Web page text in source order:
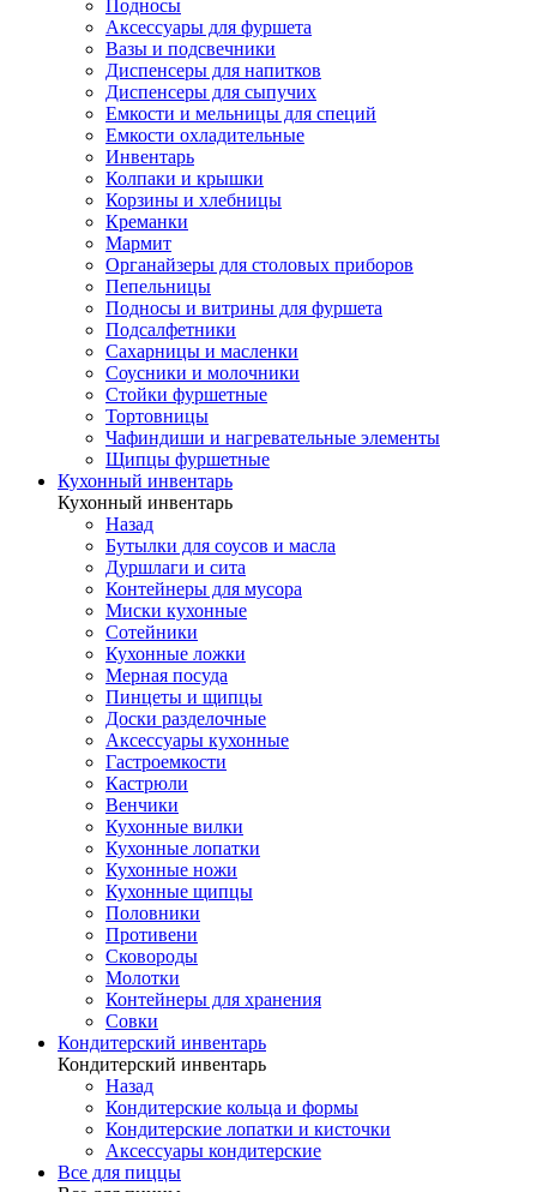
Подносы
Аксессуары для фуршета
Вазы и подсвечники
Диспенсеры для напитков
Диспенсеры для сыпучих
Емкости и мельницы для специй
Емкости охладительные
Инвентарь
Колпаки и крышки
Корзины и хлебницы
Креманки
Мармит
Органайзеры для столовых приборов
Пепельницы
Подносы и витрины для фуршета
Подсалфетники
Сахарницы и масленки
Соусники и молочники
Стойки фуршетные
Тортовницы
Чафиндиши и нагревательные элементы
Щипцы фуршетные
Кухонный инвентарь
Кухонный инвентарь
Назад
Бутылки для соусов и масла
Дуршлаги и сита
Контейнеры для мусора
Миски кухонные
Сотейники
Кухонные ложки
Мерная посуда
Пинцеты и щипцы
Доски разделочные
Аксессуары кухонные
Гастроемкости
Кастрюли
Венчики
Кухонные вилки
Кухонные лопатки
Кухонные ножи
Кухонные щипцы
Половники
Противени
Сковороды
Молотки
Контейнеры для хранения
Совки
Кондитерский инвентарь
Кондитерский инвентарь
Назад
Кондитерские кольца и формы
Кондитерские лопатки и кисточки
Аксессуары кондитерские
Все для пиццы